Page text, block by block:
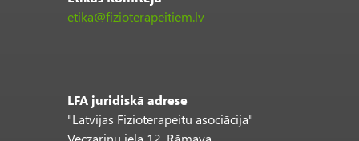
etika@fizioterapeitiem.lv
LFA juridiskā adrese
"Latvijas Fizioterapeitu asociācija"